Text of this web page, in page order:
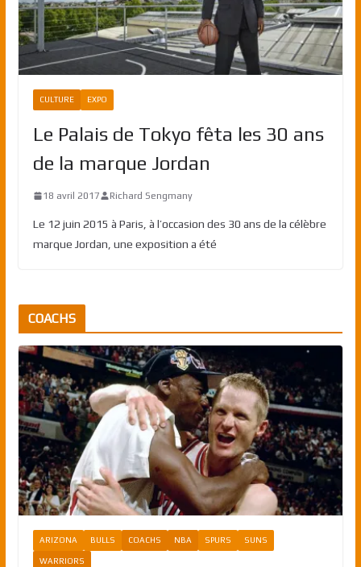
CULTURE EXPO
Le Palais de Tokyo fêta les 30 ans
de la marque Jordan
18 avril 2017 Richard Sengmany
Le 12 juin 2015 à Paris, à l’occasion des 30 ans de la célèbre
marque Jordan, une exposition a été
COACHS
ARIZONA BULLS COACHS NBA SPURS SUNS
WARRIORS